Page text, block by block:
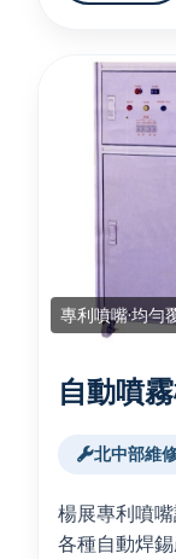
專利噴嘴·均勻
自動噴
北中部維
楊展專利噴
各種自動焊